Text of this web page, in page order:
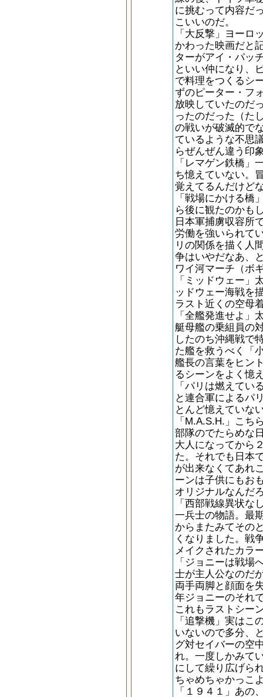
に挑むって内容だ
こいいのだ。
「大反撃」ヨーロ
かわった映画だと
ターがアイ・パッ
といい仲になり、
で料理をつくるシ
ずのピーター・フ
放映していたのだ
ったのだった（た
の戦いが破滅的で
ているような不思
らぜんぜん違う印
「レマゲン鉄橋」
ち憶えていない。
覚えてるんだけど
「戦場にかける橋
ら後に観たのかも
日本軍捕虜収容所
労働を強いられて
リの関係を描く人
争はいやだなあ、
ワイ河マーチ（ボ
「ミッドウェー」
ッドウェー海戦を
ラスト近くの空母
「全艦発進せよ」
艇母艦の乗組員の
したのち沖縄戦で
た艦を救うべく「
艦長の言葉をヒン
るシーンをよく憶
「パリは燃えてい
と連合軍によるパ
とんど憶えていな
「M.A.S.H.」こち
部隊のでたらめな
大人になってから
た。それでも日本
が出来なくてあれ
ーンは子供にもお
オリジナルなんだ
「西部戦線異状な
一兵士の物語。最
からまたみてその
くなりました。戦
メイクされたカラ
「ジョニーは戦場
士が主人公なのだ
両手両脚と顔面を
年ジョニーのそれ
これもラストシー
「追撃機」実はこ
いないので多分、
グ対セイバーの空
れ。一度しかみて
にして繰り広げら
ちゃめちゃかっこ
「１９４１」あの